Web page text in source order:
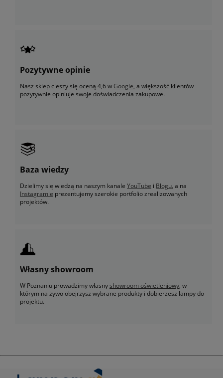
Pozytywne opinie
Nasz sklep cieszy się oceną 4,6 wGoogle, a większość klientów
pozytywnie opiniuje swoje doświadczenia zakupowe.
Baza wiedzy
Dzielimy się wiedzą na naszym kanale YouTube i Blogu, a na
Instagramie prezentujemy szerokie portfolio zrealizowanych
projektów.
Własny showroom
W Poznaniu prowadzimy własnyshowroom oświetleniowy, w
którym na żywo obejrzysz wybrane produkty i dobierzesz lampy do
projektu.